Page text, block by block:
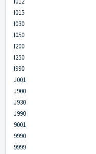
I015
I030
I050
I200
I250
I990
J001
J900
J930
J990
9001
9990
9999